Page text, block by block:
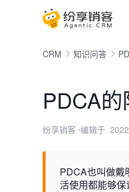
CRM 知识问答
PDCA的
纷享销客 ⋅编辑于
PDCA也叫做
活使用都能够保